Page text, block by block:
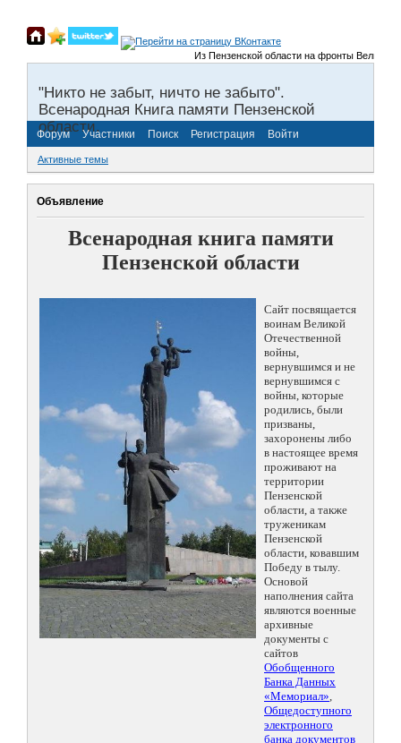
Из Пензенской области на фронты Великой
"Никто не забыт, ничто не забыто".
Всенародная Книга памяти Пензенской
области.
Форум Участники Поиск Регистрация Войти
Активные темы
Объявление
Всенародная книга памяти
Пензенской области
Сайт посвящается
воинам Великой
Отечественной
войны,
вернувшимся и не
вернувшимся с
войны, которые
родились, были
призваны,
захоронены либо
в настоящее время
проживают на
территории
Пензенской
области, а также
труженикам
Пензенской
области, ковавшим
Победу в тылу.
Основой
наполнения сайта
являются военные
архивные
документы с
сайтов
Обобщенного
Банка Данных
«Мемориал»,
Общедоступного
электронного
банка документов